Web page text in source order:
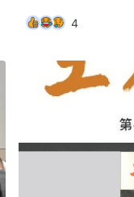
4